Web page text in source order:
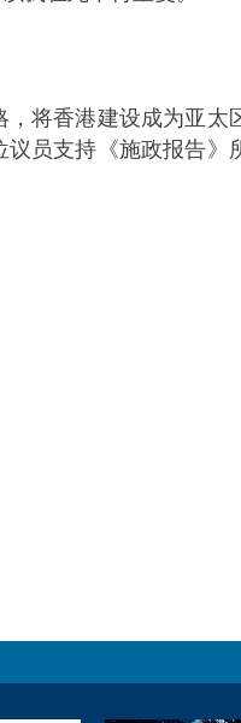
香港建设成为亚太
员支持《施政报告》